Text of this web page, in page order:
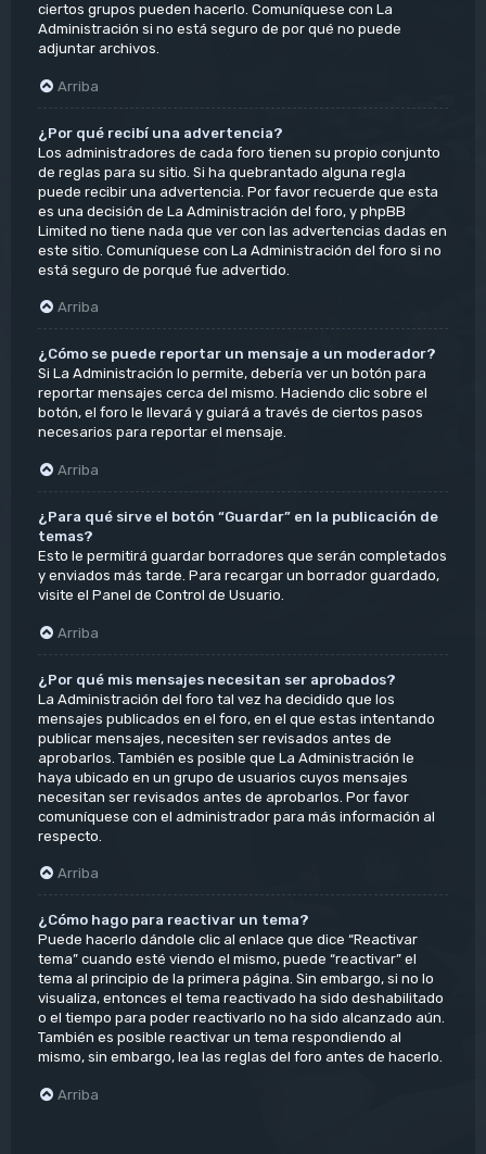
ciertos grupos pueden hacerlo. Comuníquese con La
Administración si no está seguro de por qué no puede
adjuntar archivos.
Arriba
¿Por qué recibí una advertencia?
Los administradores de cada foro tienen su propio conjunto
de reglas para su sitio. Si ha quebrantado alguna regla
puede recibir una advertencia. Por favor recuerde que esta
es una decisión de La Administración del foro, y phpBB
Limited no tiene nada que ver con las advertencias dadas en
este sitio. Comuníquese con La Administración del foro si no
está seguro de porqué fue advertido.
Arriba
¿Cómo se puede reportar un mensaje a un moderador?
Si La Administración lo permite, debería ver un botón para
reportar mensajes cerca del mismo. Haciendo clic sobre el
botón, el foro le llevará y guiará a través de ciertos pasos
necesarios para reportar el mensaje.
Arriba
¿Para qué sirve el botón “Guardar” en la publicación de
temas?
Esto le permitirá guardar borradores que serán completados
y enviados más tarde. Para recargar un borrador guardado,
visite el Panel de Control de Usuario.
Arriba
¿Por qué mis mensajes necesitan ser aprobados?
La Administración del foro tal vez ha decidido que los
mensajes publicados en el foro, en el que estas intentando
publicar mensajes, necesiten ser revisados antes de
aprobarlos. También es posible que La Administración le
haya ubicado en un grupo de usuarios cuyos mensajes
necesitan ser revisados antes de aprobarlos. Por favor
comuníquese con el administrador para más información al
respecto.
Arriba
¿Cómo hago para reactivar un tema?
Puede hacerlo dándole clic al enlace que dice “Reactivar
tema” cuando esté viendo el mismo, puede “reactivar” el
tema al principio de la primera página. Sin embargo, si no lo
visualiza, entonces el tema reactivado ha sido deshabilitado
o el tiempo para poder reactivarlo no ha sido alcanzado aún.
También es posible reactivar un tema respondiendo al
mismo, sin embargo, lea las reglas del foro antes de hacerlo.
Arriba